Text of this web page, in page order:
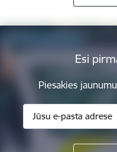
Esi
Piesakies